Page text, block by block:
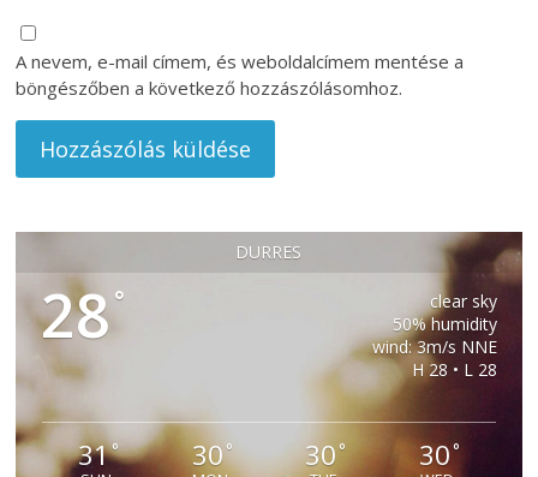
A nevem, e-mail címem, és weboldalcímem mentése a
böngészőben a következő hozzászólásomhoz.
DURRES
28°
clear sky
50% humidity
wind: 3m/s NNE
H 28 • L 28
31° 30° 30 ° 30°